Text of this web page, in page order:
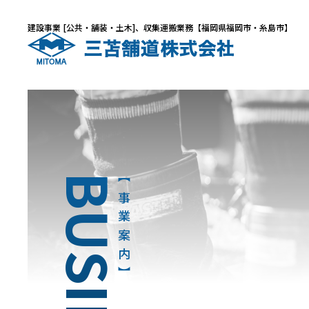
建設事業 [公共・舗装・土木]、収集運搬業務【福岡県福岡市・糸島市】
事業案内